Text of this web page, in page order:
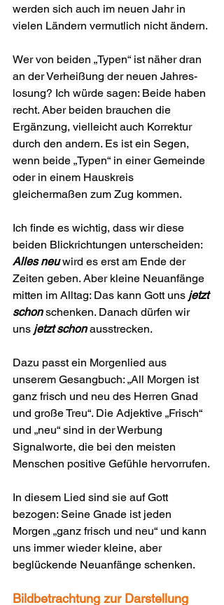
werden sich auch im neuen Jahr in
vielen Ländern vermutlich nicht ändern.
Wer von beiden „Typen“ ist näher dran
an der Verheißung der neuen Jahres­
losung? Ich würde sagen: Beide haben
recht. Aber beiden brauchen die
Ergänzung, vielleicht auch Korrektur
durch den andern. Es ist ein Segen,
wenn beide „Typen“ in einer Gemeinde
oder in einem Hauskreis
gleichermaßen zum Zug kommen.
Ich finde es wichtig, dass wir diese
beiden Blickrich­tungen unterscheiden:
Alles neu wird es erst am Ende der
Zeiten geben. Aber kleine Neuanfänge
mitten im Alltag: Das kann Gott uns jetzt
schon schenken. Danach dürfen wir
uns jetzt schon ausstrecken.
Dazu passt ein Morgenlied aus
unserem Gesangbuch: „All Morgen ist
ganz frisch und neu des Herren Gnad
und große Treu“. Die Adjektive „Frisch“
und „neu“ sind in der Werbung
Signalworte, die bei den meisten
Menschen positive Gefühle hervorrufen.
In diesem Lied sind sie auf Gott
bezogen: Seine Gnade ist jeden
Morgen „ganz frisch und neu“ und kann
uns immer wieder kleine, aber
beglückende Neuanfänge schenken.
Bildbetrachtung zur Darstellung